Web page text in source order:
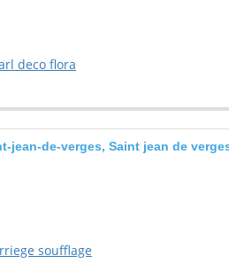
deco flora
jean-de-verges, Saint jean de
soufflage